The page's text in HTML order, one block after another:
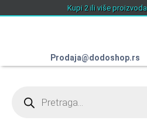
Kupi 2 ili više proizvoda
Prodaja@dodoshop.rs